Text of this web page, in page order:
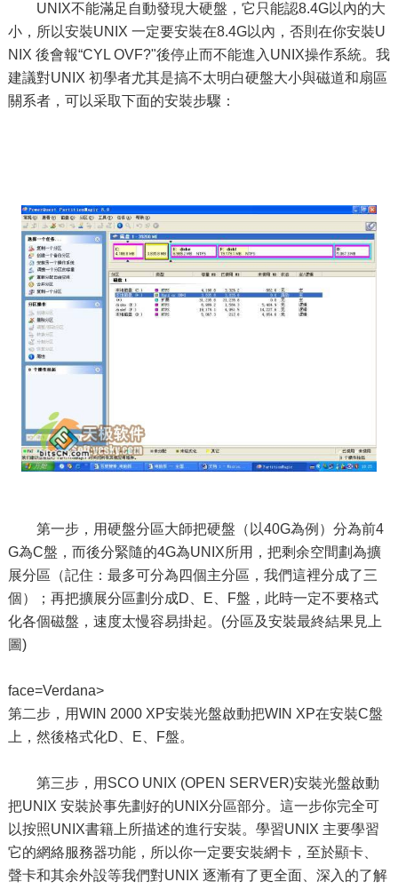
UNIX不能滿足自動發現大硬盤，它只能認8.4G以內的大
小，所以安裝UNIX 一定要安裝在8.4G以內，否則在你安裝U
NIX 後會報“CYL OVF?"後停止而不能進入UNIX操作系統。我
建議對UNIX 初學者尤其是搞不太明白硬盤大小與磁道和扇區
關系者，可以采取下面的安裝步驟：
第一步，用硬盤分區大師把硬盤（以40G為例）分為前4
G為C盤，而後分緊隨的4G為UNIX所用，把剩余空間劃為擴
展分區（記住：最多可分為四個主分區，我們這裡分成了三
個）；再把擴展分區劃分成D、E、F盤，此時一定不要格式
化各個磁盤，速度太慢容易掛起。(分區及安裝最終結果見上
圖)
face=Verdana>
第二步，用WIN 2000 XP安裝光盤啟動把WIN XP在安裝C盤
上，然後格式化D、E、F盤。
第三步，用SCO UNIX (OPEN SERVER)安裝光盤啟動
把UNIX 安裝於事先劃好的UNIX分區部分。這一步你完全可
以按照UNIX書籍上所描述的進行安裝。學習UNIX 主要學習
它的網絡服務器功能，所以你一定要安裝網卡，至於顯卡、
聲卡和其余外設等我們對UNIX 逐漸有了更全面、深入的了解